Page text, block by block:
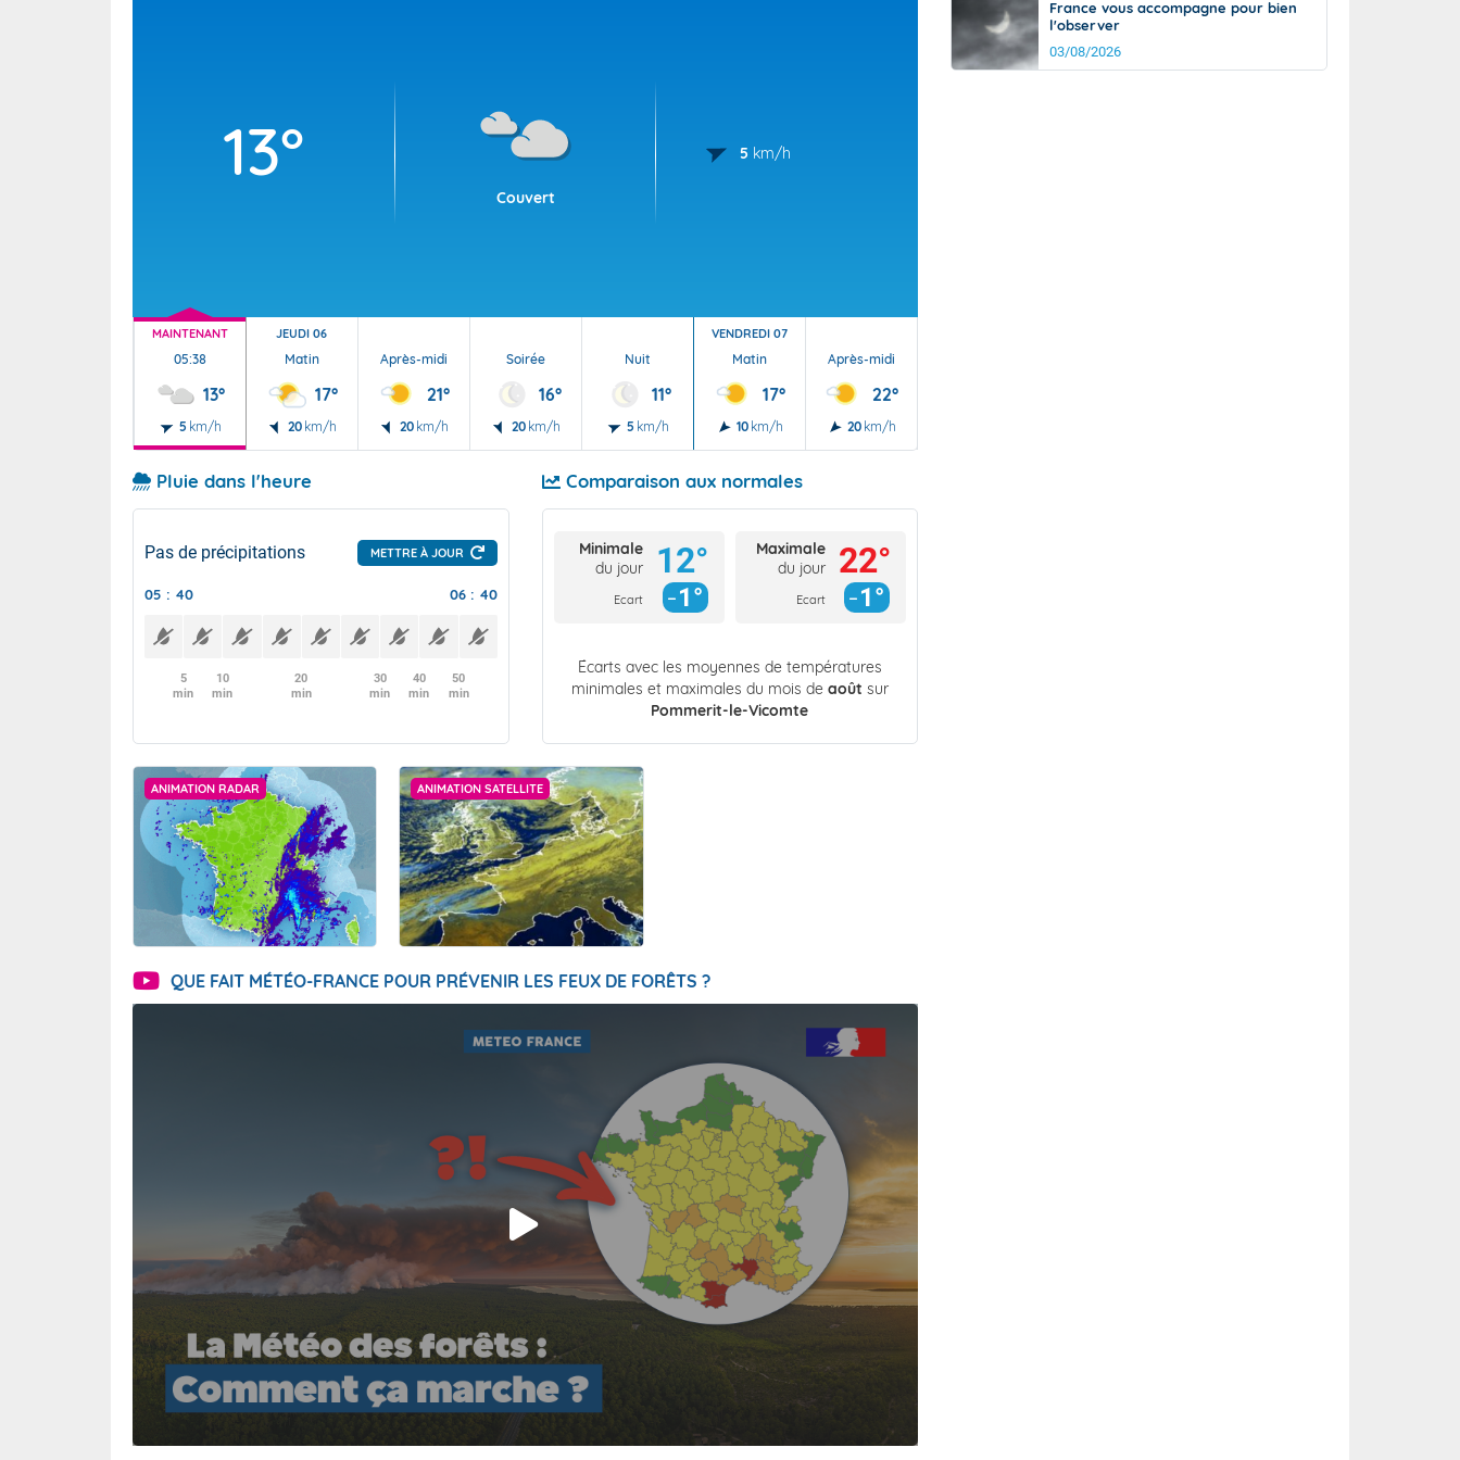
13°
Couvert
5 km/h
MAINTENANT
05:38
13°
5 km/h
JEUDI 06
Matin
17°
20 km/h
Après-midi
21°
20 km/h
Soirée
16°
20 km/h
Nuit
11°
5 km/h
VENDREDI 07
Matin
17°
10 km/h
Après-midi
22°
20 km/h
Pluie dans l'heure
Pas de précipitations METTRE À JOUR
05 : 40 06 : 40
5
min
10
min
20
min
30
min
40
min
50
min
Comparaison aux normales
Minimale
du jour
Ecart
12°
1°
Maximale
du jour
Ecart
22°
1°
Écarts avec les moyennes de températures
minimales et maximales du mois de août sur
Pommerit-le-Vicomte
ANIMATION RADAR ANIMATION SATELLITE
QUE FAIT MÉTÉO-FRANCE POUR PRÉVENIR LES FEUX DE FORÊTS ?
France vous accompagne pour bien
l'observer
03/08/2026